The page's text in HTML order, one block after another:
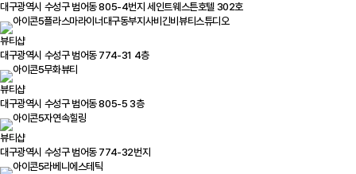
대구광역시 수성구 범어동 805-4번지 세인트웨스튼호텔 302호
플라스마라이너대구동부지사비긴비뷰티스튜디오
뷰티샵
대구광역시 수성구 범어동 774-31 4층
무화뷰티
뷰티샵
대구광역시 수성구 범어동 805-5 3층
자연속힐링
뷰티샵
대구광역시 수성구 범어동 774-32번지
라베니에스테틱